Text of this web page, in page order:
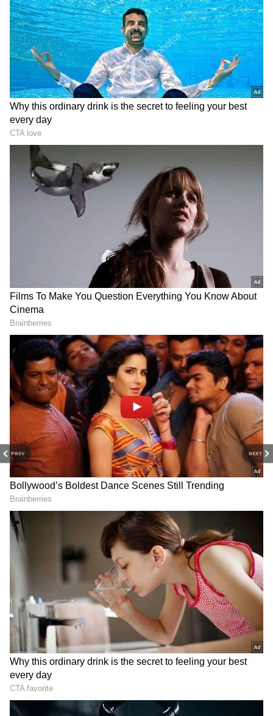
PREV NEXT
ரிஷபம்:
ஆன்மீக ஈடுபாடு மன அமைதியளிக்கும்.
எதிர்மறை நபர்களிடமிருந்து விலகி
இருக்கவும். புத்தகங்களை வாசியுங்கள்.
பெற்றொருடனான பிரச்னைகளை
அமைதியாகவும் நிதானமாகவும் தீர்க்கவும்.
அவசரமோ கோபமோ வேண்டாம்.
மிதுனம்:
புதிய விஷயங்களை உங்கள் நடைமுறை
வாழ்க்கையில் செயல்படுத்துவது